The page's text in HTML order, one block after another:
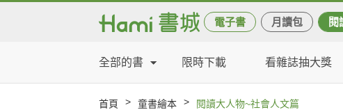
電子書 月讀包 閱
全部的書 限時下載 看雜誌抽大獎
首頁 > 童書繪本 > 閱讀大人物~社會人文篇